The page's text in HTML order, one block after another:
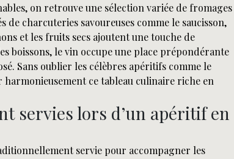
on retrouve une sélection variée de fromages
charcuteries savoureuses comme le saucisson,
et les fruits secs ajoutent une touche de
boissons, le vin occupe une place prépondérante
Sans oublier les célèbres apéritifs comme le
ce tableau culinaire riche en
servies lors d’un apéritif en
servie pour accompagner les